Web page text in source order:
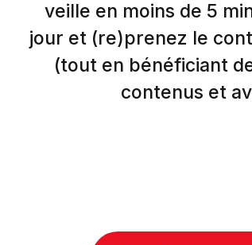
veille en moins de 5
jour et (re)prenez le
(tout en bénéficiant
contenus et